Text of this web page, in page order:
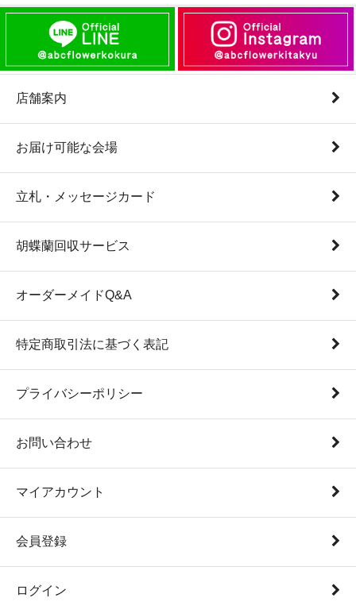
店舗案内
お届け可能な会場
立札・メッセージカード
胡蝶蘭回収サービス
オーダーメイドQ&A
特定商取引法に基づく表記
プライバシーポリシー
お問い合わせ
マイアカウント
会員登録
ログイン